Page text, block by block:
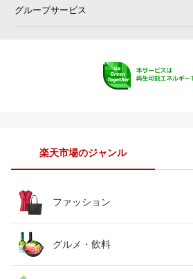
ヤ
シェアスタイル LED HID の老舗
カーマニアNo.1
ちいさなクルマ専門店ウイウイ練
REIZ TRADING
ｔ-ｊｏｙ
車高調 カー用品専門店 車楽院
グループサービス
楽天市場のジャンル
ファッション
レディースファッション
グルメ・飲料